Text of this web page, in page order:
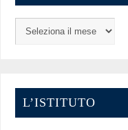
L’ISTITUTO